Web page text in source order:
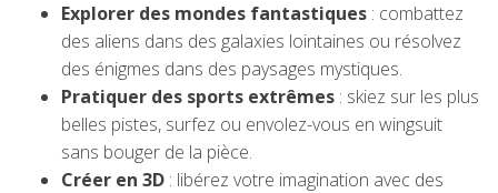
Explorer des mondes fantastiques : combattez
des aliens dans des galaxies lointaines ou résolvez
des énigmes dans des paysages mystiques.
Pratiquer des sports extrêmes : skiez sur les plus
belles pistes, surfez ou envolez-vous en wingsuit
sans bouger de la pièce.
Créer en 3D : libérez votre imagination avec des